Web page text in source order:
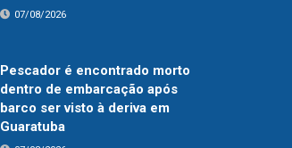
07/08/2026
Pescador é encontrado morto
dentro de embarcação após
barco ser visto à deriva em
Guaratuba